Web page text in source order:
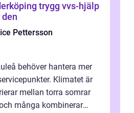
vvs-hjälp
den
Pettersson
behöver hantera mer
Klimatet är
mellan torra somrar
många kombinerar